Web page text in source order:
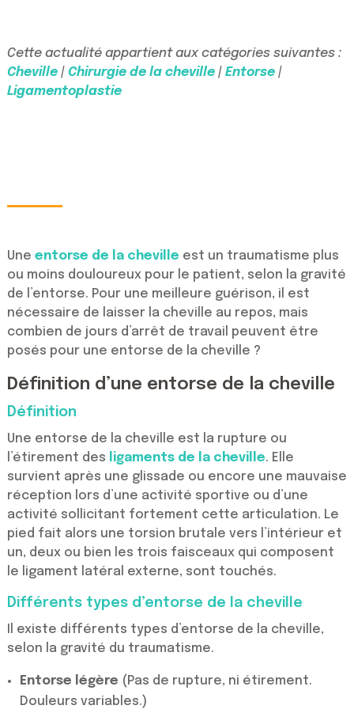
Cette actualité appartient aux catégories suivantes :
Cheville| Chirurgie de la cheville| Entorse|
Ligamentoplastie
Une entorse de la cheville est un traumatisme plus
ou moins douloureux pour le patient, selon la gravité
de l’entorse. Pour une meilleure guérison, il est
nécessaire de laisser la cheville au repos, mais
combien de jours d’arrêt de travail peuvent être
posés pour une entorse de la cheville ?
Définition d’une entorse de la cheville
Définition
Une entorse de la cheville est la rupture ou
l’étirement des
ligaments de la cheville. Elle
survient après une glissade ou encore une mauvaise
réception lors d’une activité sportive ou d’une
activité sollicitant fortement cette articulation. Le
pied fait alors une torsion brutale vers l’intérieur et
un, deux ou bien les trois faisceaux qui composent
le ligament latéral externe, sont touchés.
Différents types d’entorse de la cheville
Il existe différents types d’entorse de la cheville,
selon la gravité du traumatisme.
Entorse légère (Pas de rupture, ni étirement.
Douleurs variables.)